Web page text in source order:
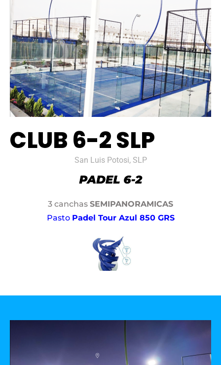
CLUB 6-2 SLP
San Luis Potosi, SLP
3 canchas SEMIPANORAMICAS
Pasto Padel Tour Azul 850 GRS